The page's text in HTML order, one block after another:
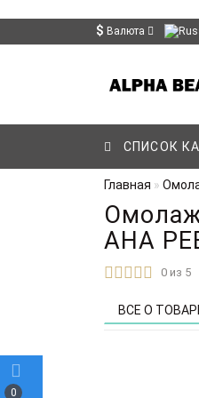
0
$ Валюта
СПИСОК
Главная
AHA
0 из 5
ВСЕ О